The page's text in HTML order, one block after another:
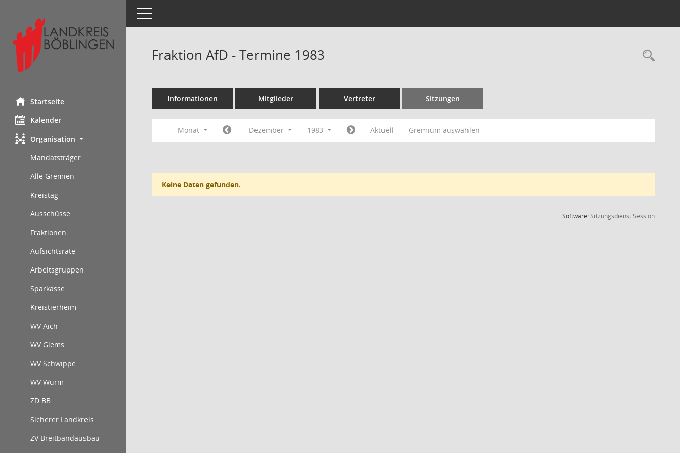
Startseite
Kalender
Organisation
Mandatsträger
Alle Gremien
Kreistag
Ausschüsse
Fraktionen
Aufsichtsräte
Arbeitsgruppen
Sparkasse
Kreistierheim
WV Aich
WV Glems
WV Schwippe
WV Würm
ZD.BB
Sicherer Landkreis
ZV Breitbandausbau
Toggle navigation
Fraktion AfD - Termine 1983
Informationen Mitglieder Vertreter Sitzungen
Monat Dezember 1983 Aktuell Gremium auswählen
Keine Daten gefunden.
Software:SitzungsdienstSession(Wird in